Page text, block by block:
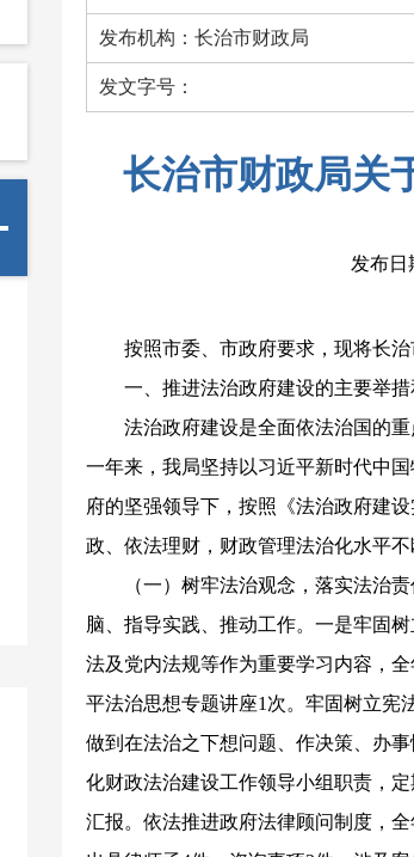
发布机构：长治市财政局
发文字号：
长治市财政局关
发布
按照市委、市政府要求，现将长
一、推进法治政府建设的主要举措
法治政府建设是全面依法治国的
一年来，我局坚持以习近平新时代中
府的坚强领导下，按照《法治政府建
政、依法理财，财政管理法治化水平不
（一）树牢法治观念，落实法治
脑、指导实践、推动工作。一是牢固
法及党内法规等作为重要学习内容，
平法治思想专题讲座1次。牢固树立宪
做到在法治之下想问题、作决策、办
化财政法治建设工作领导小组职责，
汇报。依法推进政府法律顾问制度，